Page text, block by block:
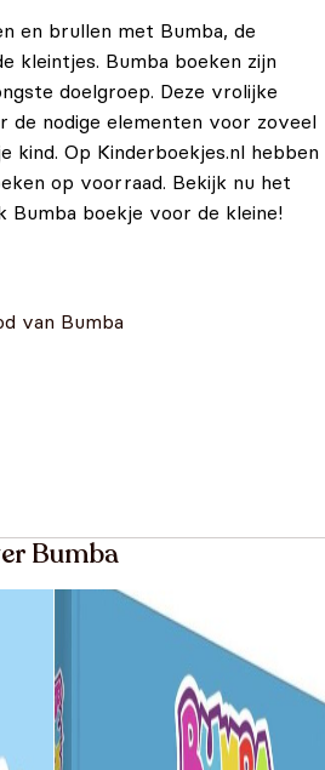
en brullen met Bumba, de
kleintjes. Bumba boeken zijn
doelgroep. Deze vrolijke
de nodige elementen voor zoveel
kind. Op Kinderboekjes.nl hebben
op voorraad. Bekijk nu het
Bumba boekje voor de kleine!
van Bumba
Bumba